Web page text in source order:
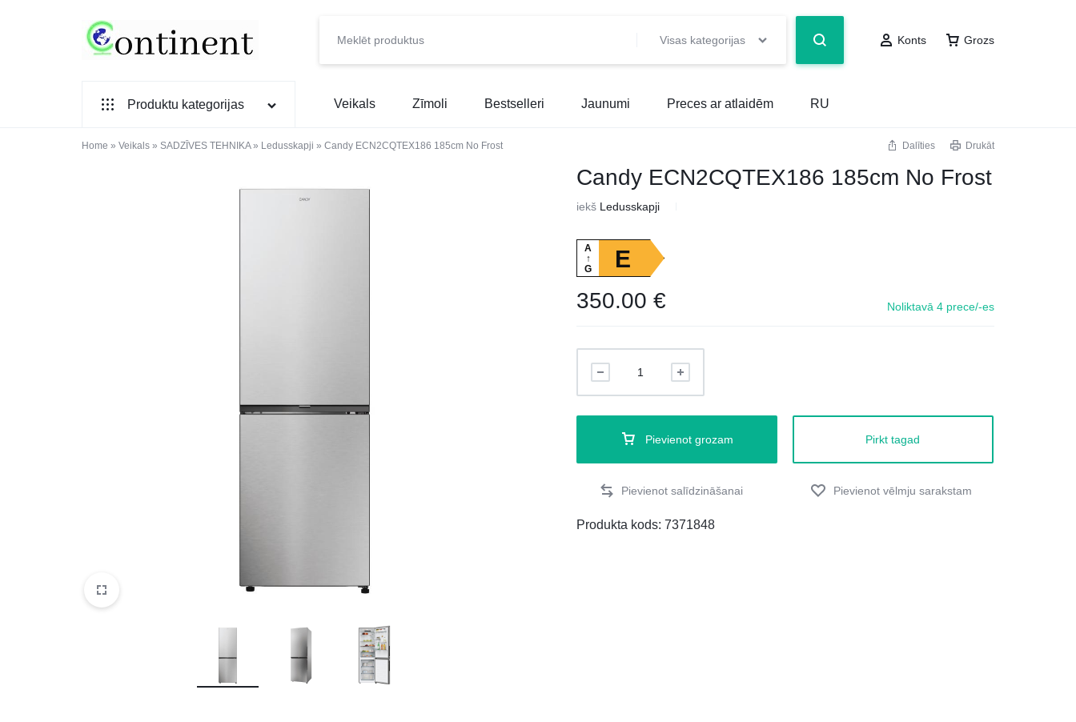
PREČU
INTERNETVEIKALS
Visas kategorijas Konts Grozs
Produktu kategorijas
SADZĪVES TEHNIKA
Veikals Zīmoli Bestselleri Jaunumi Preces ar atlaidēm RU
Home » Veikals » SADZĪVES TEHNIKA» Ledusskapji » Candy ECN2CQTEX186 185cm No Frost Dalīties Drukāt
Candy ECN2CQTEX186 185cm No Frost
iekš Ledusskapji
A
↑
G
E
350.00€ Noliktavā 4 prece/-es
Pievienot grozam Pirkt tagad
Produkta kods:7371848